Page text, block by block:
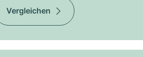
Vergleichen